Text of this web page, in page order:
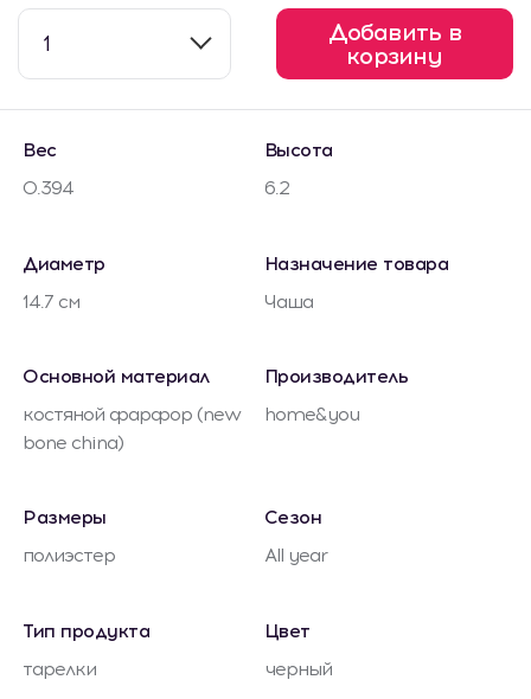
1
Добавить в
корзину
Вес
0.394
Высота
6.2
Диаметр
14.7 см
Назначение товара
Чаша
Основной материал
костяной фарфор (new
bone china)
Производитель
home&you
Размеры
полиэстер
Сезон
All year
Тип продукта
тарелки
Цвет
черный